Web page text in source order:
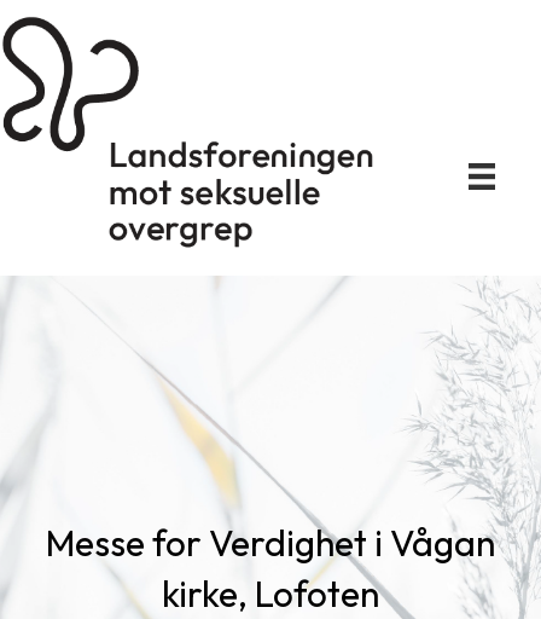
Messe for Verdighet i Vågan
kirke, Lofoten